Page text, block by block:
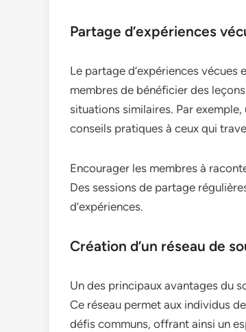
Partage d’expériences
Le partage d’expériences
membres de bénéficier des
situations similaires. Par
conseils pratiques à ceux qui
Encourager les membres à
Des sessions de partage
d’expériences.
Création d’un réseau de
Un des principaux avantages du
Ce réseau permet aux individus
défis communs, offrant ainsi un